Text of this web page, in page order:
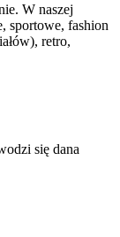
W naszej
sportowe, fashion
retro,
się dana